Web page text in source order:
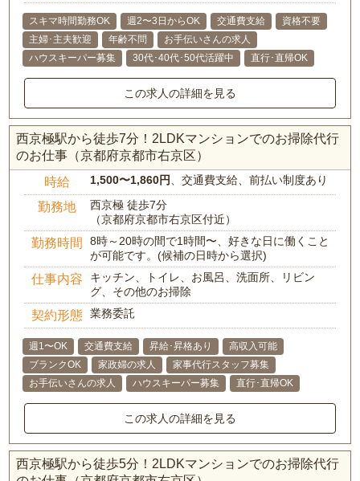
スキマ時間勤務OK 週2〜3日からOK 交通費支給
資格不要
主婦･主夫歓迎
年齢不問
お手伝いさんの求人
ハウスキーパー募集
30代･40代･50代活躍中 直行･直帰OK
この求人の詳細を見る
西京極駅から徒歩7分！2LDKマンションでのお掃除代行
のお仕事（京都府京都市右京区）
時給 1,500〜1,860円 、交通費支給、前払い制度あり
勤務地
西京極 徒歩7分
（京都府京都市右京区付近）
勤務時間
8時～20時の間で1時間〜、好きな日に働くこと
が可能です。(候補の日時から選択)
仕事内容
キッチン、トイレ、お風呂、洗面所、リビン
グ、その他のお掃除
契約形態 業務委託
週1〜OK 交通費支給 昇給･昇格あり
高収入可能
ブランクOK
家政婦の求人
家事代行スタッフ募集
お手伝いさんの求人
ハウスキーパー募集 直行･直帰OK
この求人の詳細を見る
西京極駅から徒歩5分！2LDKマンションでのお掃除代行